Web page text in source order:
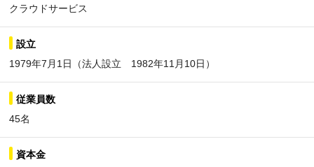
クラウドサービス
設立
1979年7月1日（法人設立 1982年11月10日）
従業員数
45名
資本金